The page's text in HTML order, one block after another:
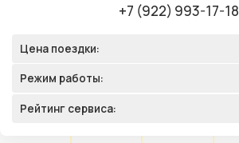
+7 (922) 993-17-18
Цена поездки:
Режим работы:
Рейтинг сервиса: